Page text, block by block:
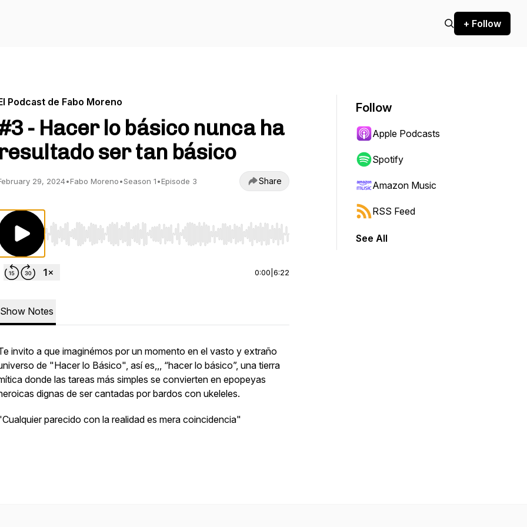
+ Follow
Podcast de Fabo Moreno
- Hacer lo básico nunca ha
resultado ser tan básico
29, 2024•Fabo Moreno•Season 1•Episode 3 Share
Use Left/Right to seek, Home/End to jump to start or end. Hold shift to jump forward or backward.
0:00 6:22
Show Notes
invito a que imaginémos por un momento en el vasto y extraño
de "Hacer lo Básico", así es,,, “hacer lo básico”, una tierra
donde las tareas más simples se convierten en epopeyas
dignas de ser cantadas por bardos con ukeleles.
parecido con la realidad es mera coincidencia"
Follow
Apple Podcasts
Spotify
Amazon Music
RSS Feed
See All